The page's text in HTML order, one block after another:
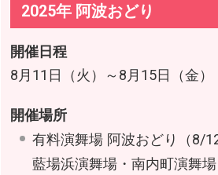
2025年 阿波おどり
開催日程
8月11日（火）～8月15日（金）
開催場所
有料演舞場 阿波おどり（8/
藍場浜演舞場・南内町演舞